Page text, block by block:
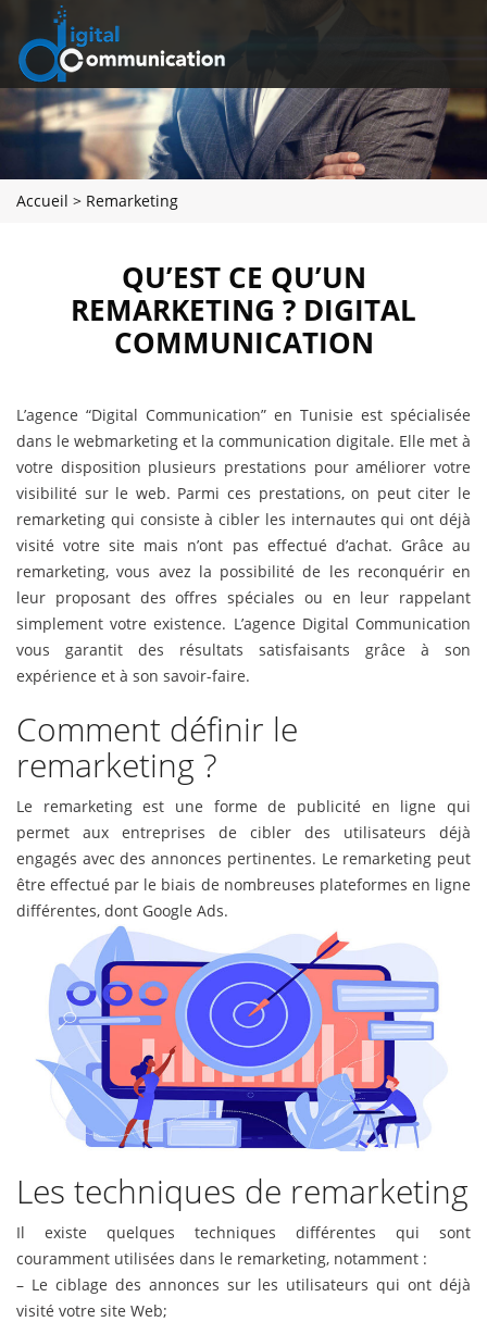
Accueil > Remarketing
QU’EST CE QU’UN
REMARKETING ? DIGITAL
COMMUNICATION
L’agence “Digital Communication” en Tunisie est spécialisée
dans le webmarketing et la communication digitale. Elle met à
votre disposition plusieurs prestations pour améliorer votre
visibilité sur le web. Parmi ces prestations, on peut citer le
remarketing qui consiste à cibler les internautes qui ont déjà
visité votre site mais n’ont pas effectué d’achat. Grâce au
remarketing, vous avez la possibilité de les reconquérir en
leur proposant des offres spéciales ou en leur rappelant
simplement votre existence. L’agence Digital Communication
vous garantit des résultats satisfaisants grâce à son
expérience et à son savoir-faire.
Comment définir le
remarketing ?
Le remarketing est une forme de publicité en ligne qui
permet aux entreprises de cibler des utilisateurs déjà
engagés avec des annonces pertinentes. Le remarketing peut
être effectué par le biais de nombreuses plateformes en ligne
différentes, dont Google Ads.
Les techniques de remarketing
Il existe quelques techniques différentes qui sont
couramment utilisées dans le remarketing, notamment :
– Le ciblage des annonces sur les utilisateurs qui ont déjà
visité votre site Web;